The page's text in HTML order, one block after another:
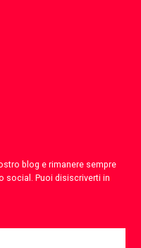
blog e rimanere sempre
social. Puoi disiscriverti in